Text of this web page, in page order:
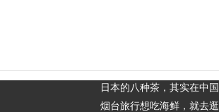
日本的八种茶，其实在中国
烟台旅行想吃海鲜，就去逛